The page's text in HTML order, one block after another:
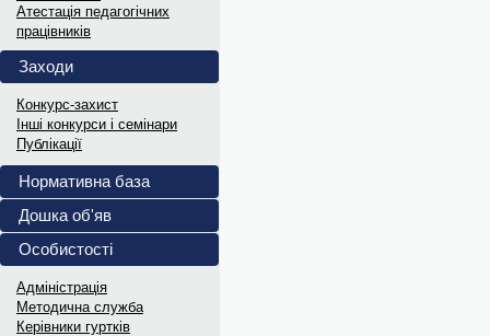
Витяги з ПРОТОКОЛІВ
Витяги з ПРОТОКОЛІВ засідання...
повномасштабного...
Український інститут...
Витяги з ПРОТОКОЛІВ
Витяги з ПРОТОКОЛІВ засідання...
Атестація педагогічних
працівників
Заходи
Конкурс-захист
Інші конкурси і семінари
Публікації
Нормативна база
Дошка об'яв
Особистості
Адміністрація
Методична служба
Керівники гуртків